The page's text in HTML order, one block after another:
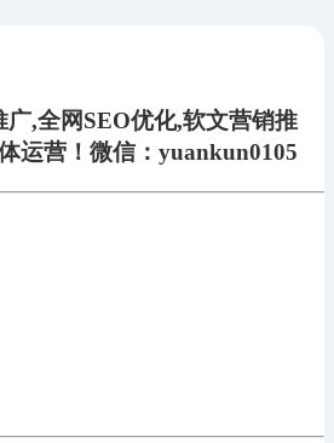
,全网SEO优化,软文营销推
运营！微信：yuankun0105